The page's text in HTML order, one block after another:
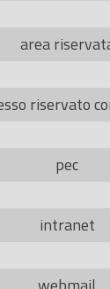
area
riservato
pec
intranet